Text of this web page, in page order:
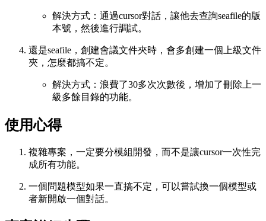
解決方式：通過cursor對話，讓他去查詢seafile的版
本號，然後進行調試。
還是seafile，創建會議文件夾時，會多創建一個上級文件
夾，怎麼都搞不定。
解決方式：浪費了30多次次數後，增加了刪除上一
級多餘目錄的功能。
使用心得
複雜專案，一定要分模組開發，而不是讓cursor一次性完
成所有功能。
一個問題模型如果一直搞不定，可以嘗試換一個模型或
者新開啟一個對話。